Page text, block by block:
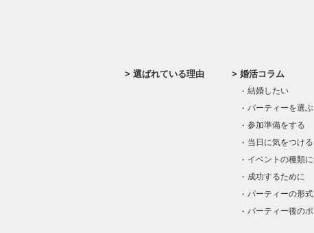
選ばれている理由 婚活コラム
結婚したい
パーティーを選ぶ
参加準備をする
当日に気をつける
イベントの種類
成功するために
パーティーの形式
パーティー後のポ